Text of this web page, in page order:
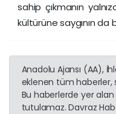
sahip çıkmanın
kültürüne saygının da
Anadolu Ajansı (AA),
eklenen tüm haberler,
Bu haberlerde yer
tutulamaz. Davraz